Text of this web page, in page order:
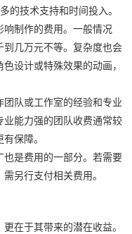
的技术支持和时间投入。
响制作的费用。一般情况
几万元不等。复杂度也会
设计或特殊效果的动画，
团队或工作室的经验和专业
业能力强的团队收费通常较
保障。
也是费用的一部分。若需要
另行支付相关费用。
在于其带来的潜在收益。